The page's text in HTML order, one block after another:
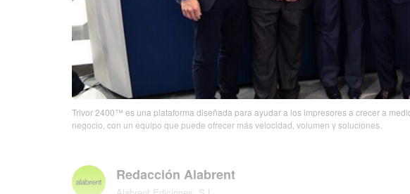
Trivor 2400™ es una plataforma diseñada para ayudar a los impresores a crecer a
negocio, con un equipo que puede ofrecer más velocidad, volumen y soluciones.
Redacción Alabrent